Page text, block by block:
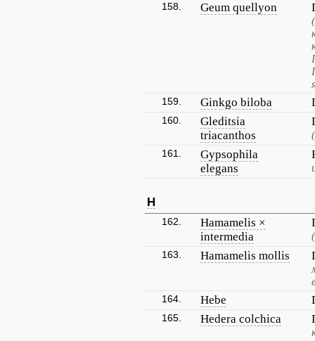
158. Geum quellyon
159. Ginkgo biloba
160.
Gleditsia
triacanthos
161.
Gypsophila
elegans
H
162.
Hamamelis ×
intermedia
163. Hamamelis mollis
164. Hebe
165. Hedera colchica